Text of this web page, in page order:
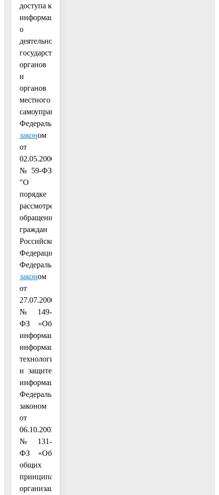
доступа к
информации
о
деятельности
государственных
органов
и
органов
местного
самоуправления",
Федеральным
законом
от
02.05.2006
№ 59-ФЗ
"О
порядке
рассмотрения
обращений
граждан
Российской
Федерации",
Федеральным
законом
от
27.07.2006
№ 149-
ФЗ «Об
информации,
информационных
технологиях
и защите
информации»,
Федеральным
законом
от
06.10.2003
№ 131-
ФЗ «Об
общих
принципах
организации